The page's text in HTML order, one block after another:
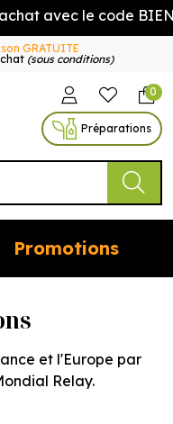
avec le code
GRATUITE
(sous conditions)
Autour de la Pharmacie
0
Préparations
Promotions
et l'Europe par
Relay.